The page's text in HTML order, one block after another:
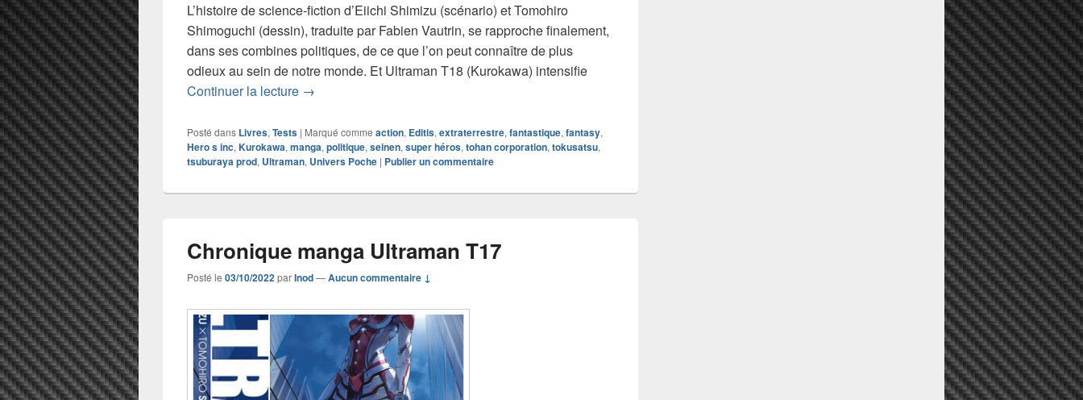
L’histoire de science-fiction d’Eiichi Shimizu (scénario) et Tomohiro
Shimoguchi (dessin), traduite par Fabien Vautrin, se rapproche finalement,
dans ses combines politiques, de ce que l’on peut connaître de plus
odieux au sein de notre monde. Et Ultraman T18 (Kurokawa) intensifie
Continuer la lecture Chronique manga Ultraman T18
→
Posté dans Livres, Tests | Marqué comme action, Editis, extraterrestre, fantastique, fantasy,
Hero s inc, Kurokawa, manga, politique, seinen, super héros, tohan corporation, tokusatsu,
tsuburaya prod, Ultraman, Univers Poche | Publier un commentaire
Chronique manga Ultraman T17
Posté le 03/10/2022parInod—Aucun commentaire ↓